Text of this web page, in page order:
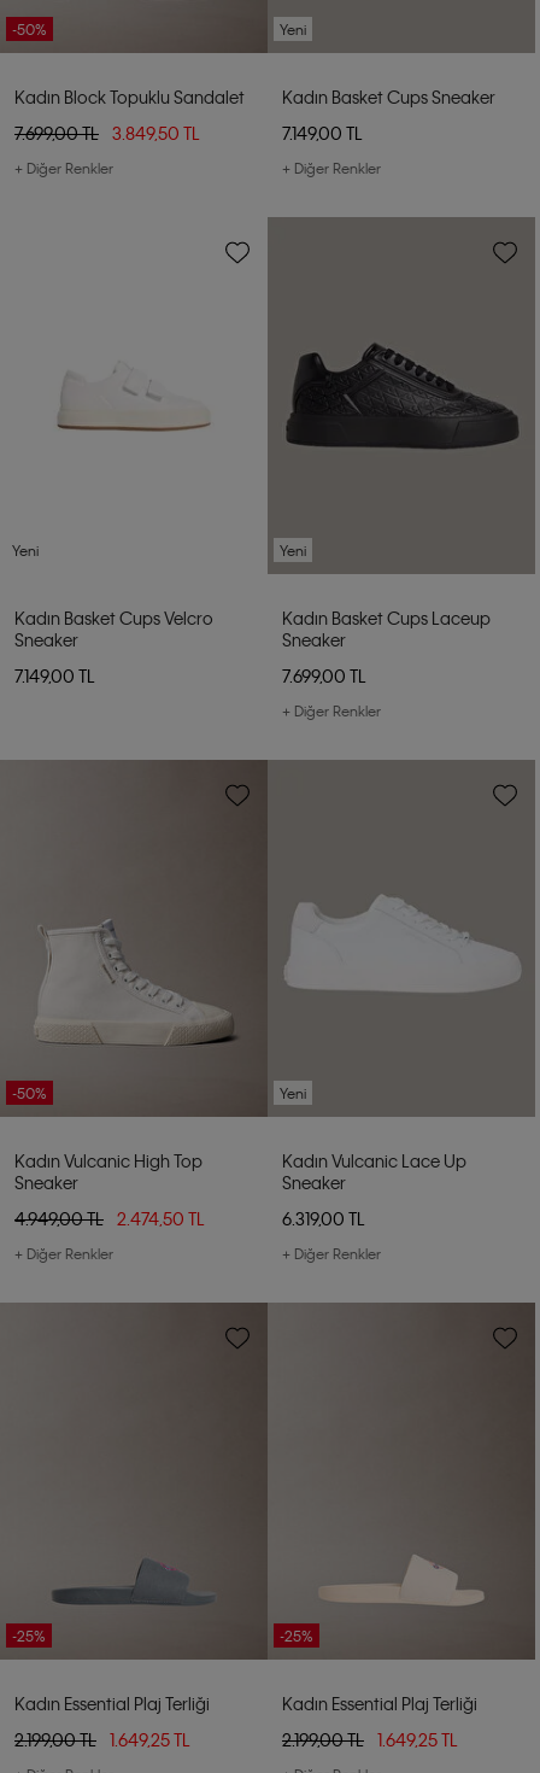
-50%
Kadın Block Topuklu Sandalet
7.699,00 TL
3.849,50 TL
+ Diğer Renkler
Yeni
Kadın Basket Cups Sneaker
7.149,00 TL
+ Diğer Renkler
Yeni
Kadın Basket Cups Velcro
Sneaker
7.149,00 TL
Yeni
Kadın Basket Cups Laceup
Sneaker
7.699,00 TL
+ Diğer Renkler
-50%
Kadın Vulcanic High Top
Sneaker
4.949,00 TL
2.474,50 TL
+ Diğer Renkler
Yeni
Kadın Vulcanic Lace Up
Sneaker
6.319,00 TL
+ Diğer Renkler
-25%
Kadın Essential Plaj Terliği
2.199,00 TL
1.649,25 TL
-25%
Kadın Essential Plaj Terliği
2.199,00 TL
1.649,25 TL